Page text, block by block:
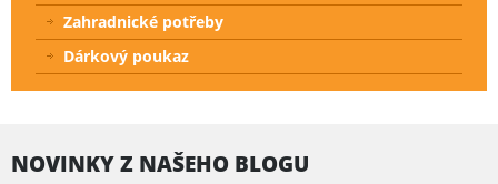
Zahradnické potřeby
Dárkový poukaz
NOVINKY Z NAŠEHO BLOGU